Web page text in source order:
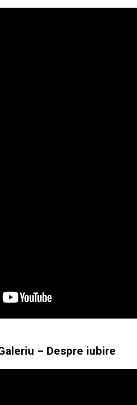
– Despre iubire